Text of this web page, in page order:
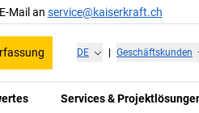
Mail an service@kaiserkraft.ch
DE Geschäftskunden
Services &